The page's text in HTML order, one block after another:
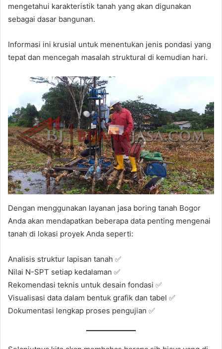
mengetahui karakteristik tanah yang akan digunakan
sebagai dasar bangunan.
Informasi ini krusial untuk menentukan jenis pondasi yang
tepat dan mencegah masalah struktural di kemudian hari.
Dengan menggunakan layanan jasa boring tanah Bogor
Anda akan mendapatkan beberapa data penting mengenai
tanah di lokasi proyek Anda seperti:
Analisis struktur lapisan tanah ✅
Nilai N-SPT setiap kedalaman ✅
Rekomendasi teknis untuk desain fondasi ✅
Visualisasi data dalam bentuk grafik dan tabel ✅
Dokumentasi lengkap proses pengujian ✅